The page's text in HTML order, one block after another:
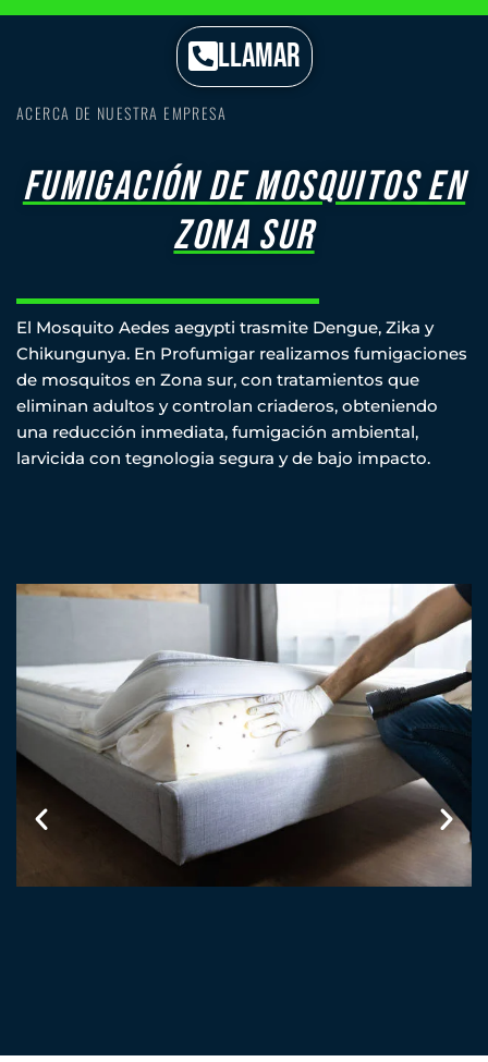
LLAMAR
ACERCA DE NUESTRA EMPRESA
Fumigación de mosquitos en
zona sur
El Mosquito Aedes aegypti trasmite Dengue, Zika y
Chikungunya. En Profumigar realizamos fumigaciones
de mosquitos en Zona sur, con tratamientos que
eliminan adultos y controlan criaderos, obteniendo
una reducción inmediata, fumigación ambiental,
larvicida con tegnologia segura y de bajo impacto.